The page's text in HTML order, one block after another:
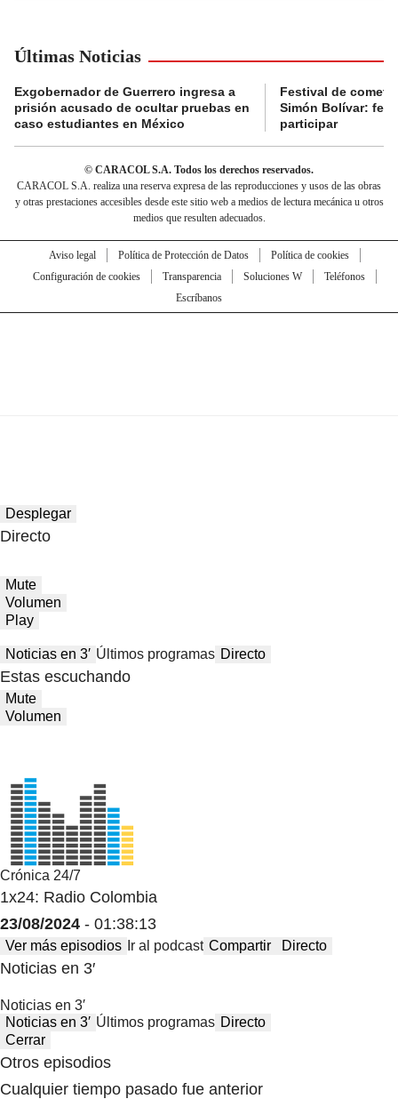
Últimas Noticias
Exgobernador de Guerrero ingresa a
prisión acusado de ocultar pruebas en
caso estudiantes en México
Festival de
Simón Bolívar:
participar
© CARACOL S.A. Todos los derechos reservados.
CARACOL S.A. realiza una reserva expresa de las reproducciones y usos de las obras
y otras prestaciones accesibles desde este sitio web a medios de lectura mecánica u otros
medios que resulten adecuados.
Aviso legal Política de Protección de Datos
Política de cookies
Configuración de cookies
Transparencia Soluciones W
Teléfonos
Escríbanos
Desplegar
Directo
Mute
Volumen
Play
Noticias en 3′ Últimos programas Directo
Estas escuchando
Mute
Volumen
Crónica 24/7
1x24: Radio Colombia
23/08/2024 - 01:38:13
Ver más episodios Ir al podcast Compartir Directo
Noticias en 3′
Noticias en 3′
Noticias en 3′ Últimos programas Directo
Cerrar
Otros episodios
Cualquier tiempo pasado fue anterior